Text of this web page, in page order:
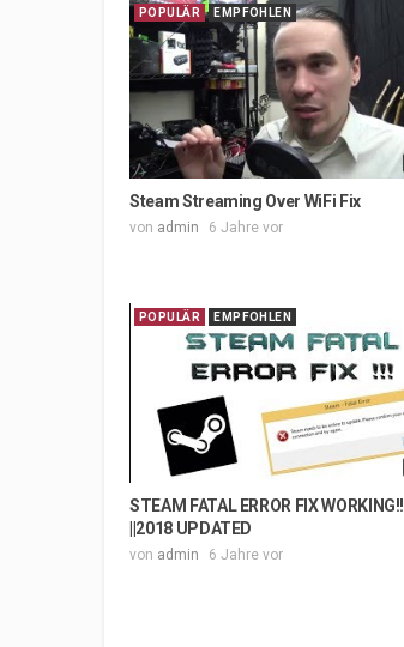
POPULÄR EMPFOHLEN
Steam Streaming Over WiFi Fix
von admin 6 Jahre vor
POPULÄR EMPFOHLEN
STEAM FATAL ERROR FIX WORKING!!
||2018 UPDATED
von admin 6 Jahre vor